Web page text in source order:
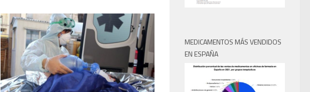
MEDICAMENTOS MÁS VENDIDOS
EN ESPAÑA